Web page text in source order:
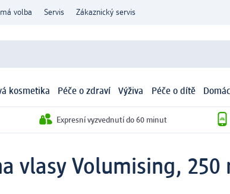
volba Servis Zákaznický servis
kosmetika Péče o zdraví Výživa Péče o dítě
Expresní vyzvednutí do 60 minut
vlasy Volumising, 250